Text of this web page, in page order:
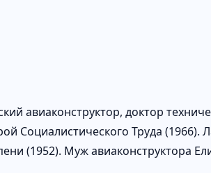
авиаконструктор, доктор
Социалистического Труда (1966).
(1952). Муж авиаконструктора